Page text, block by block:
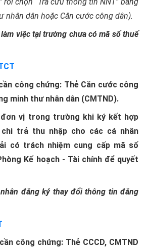
rồi chọn “Tra cứu thông tin NNT” bằng
nhân dân hoặc Căn cước công dân).
việc tại trường chưa có mã số thuế
CT
công chứng: Thẻ Căn cước công
minh thư nhân dân (CMTND).
vị trong trường khi ký kết hợp
trả thu nhập cho các cá nhân
có trách nhiệm cung cấp mã số
Kế hoạch - Tài chính để quyết
đăng ký thay đổi thông tin đăng
công chứng: Thẻ CCCD, CMTND